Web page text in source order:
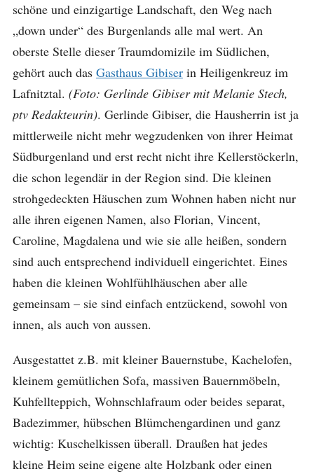
schöne und einzigartige Landschaft, den Weg nach
„down under“ des Burgenlands alle mal wert. An
oberste Stelle dieser Traumdomizile im Südlichen,
gehört auch das Gasthaus Gibiserin Heiligenkreuz im
Lafnitztal. (Foto: Gerlinde Gibiser mit Melanie Stech,
ptv Redakteurin). Gerlinde Gibiser, die Hausherrin ist ja
mittlerweile nicht mehr wegzudenken von ihrer Heimat
Südburgenland und erst recht nicht ihre Kellerstöckerln,
die schon legendär in der Region sind. Die kleinen
strohgedeckten Häuschen zum Wohnen haben nicht nur
alle ihren eigenen Namen, also Florian, Vincent,
Caroline, Magdalena und wie sie alle heißen, sondern
sind auch entsprechend individuell eingerichtet. Eines
haben die kleinen Wohlfühlhäuschen aber alle
gemeinsam – sie sind einfach entzückend, sowohl von
innen, als auch von aussen.
Ausgestattet z.B. mit kleiner Bauernstube, Kachelofen,
kleinem gemütlichen Sofa, massiven Bauernmöbeln,
Kuhfellteppich, Wohnschlafraum oder beides separat,
Badezimmer, hübschen Blümchengardinen und ganz
wichtig: Kuschelkissen überall. Draußen hat jedes
kleine Heim seine eigene alte Holzbank oder einen